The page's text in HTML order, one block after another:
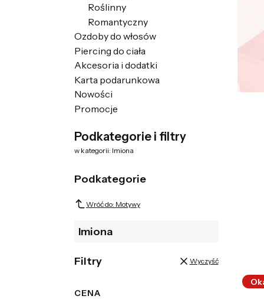
Roślinny
Romantyczny
Ozdoby do włosów
Piercing do ciała
Akcesoria i dodatki
Karta podarunkowa
Nowości
Promocje
Podkategorie i filtry
w kategorii: Imiona
Podkategorie
Wróć do: Motywy
Imiona
Filtry Wyczyść
CENA